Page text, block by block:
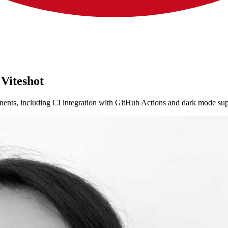
including CI integration with GitHub Actions and dark mode